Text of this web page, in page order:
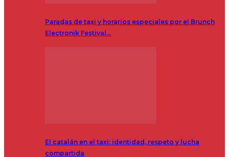
Paradas de taxi y horarios especiales por el Brunch
Electronik Festival…
El catalán en el taxi: identidad, respeto y lucha
compartida